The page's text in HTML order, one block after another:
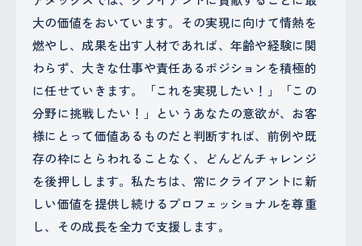
大の価値をおいています。その実現に向けて情熱を
燃やし、成果を出す人材であれば、年齢や経験に関
わらず、大きな仕事や責任あるポジションを積極的
に任せていきます。「これを実現したい！」「この
分野に挑戦したい！」というあなたの意欲が、お客
様にとって価値あるものだと判断すれば、前例や既
存の枠にとらわれることなく、どんどんチャレンジ
を後押しします。私たちは、常にクライアントに新
しい価値を提供し続けるプロフェッショナルを尊重
し、その成長を全力で支援します。